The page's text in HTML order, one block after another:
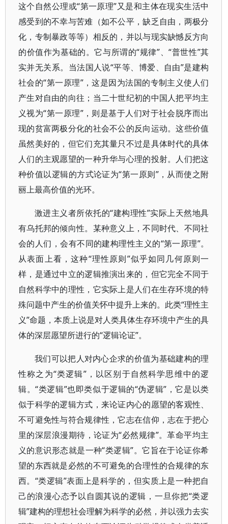
这个自然公理或“第一原理”又是和主体在现实生活中
感受到的不幸与苦难（如不公平，缺乏自由，两极分
化，专制暴政等等）相反的，并以与现实缺憾反方向
的价值作为基础的。它与所谓的“规律”、“普世性”其
实并无关系。当法国人说“平等、博爱、自由”是建构
社会的“第一原理”，这是因为法国的专制主义使人们
产生对自由的向往；当二十世纪初的中国人把平均主
义视为“第一原理”，则是基于人们对于社会脱序而出
现的贫富两极分化的社会不公的反向运动。这些价值
虽然美好的，但它们充其量只不过是具体时代的具体
人们的主观愿望的一种升华与心理的投射。人们把这
种价值以逻辑的方式论证为“第一原则”，从而使之附
丽上最高价值的光环。
激进主义者所依托的“建构理性”实际上天然地具
有乌托邦的倾向性。某种意义上，不同时代、不同社
会的人们，会有不同的建构理性主义的“第一原理”。
从表面上看，这种“理性原则”似乎如同几何原则一
样，是通过中立的逻辑推演出来的，但它完全不同于
自然科学中的理性，它实际上是人们在生存环境的特
殊问题中产生的价值关怀中提升上来的。此类“理性主
义”命题，本质上说是对人类具体生存环境中产生的具
体的深层愿望所进行的“逻辑论证”。
我们可以把人对内心企求的价值为基础建构的理
性称之为“类逻辑”，以区别于自然科学思维中的逻
辑。“类逻辑”也即类似于逻辑的“伪逻辑”，它是以类
似于科学的逻辑方式，来论证内心的愿望的客观性、
不可避免性与符合规律性，它志在信仰，志在于把心
里的深层浪漫期待，论证为“必然规律”。革命平均主
义的意识形态就是一种“类逻辑”。它旨在于论证你希
望的东西就是必然的不可避免的合理性的合规律的东
西。“类逻辑”表面上是科学的，但实质上是一种把自
己的浪漫心态予以自圆其说的逻辑，一旦你把“类逻
辑”建构的理想社会理解为科学的必然，并以强力去实